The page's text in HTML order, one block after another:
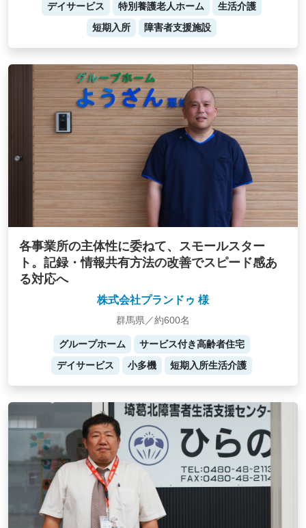
デイサービス 特別養護老人ホーム
生活介護
短期入所
障害者支援施設
各事業所の主体性に委ねて、スモールスター
ト。記録・情報共有方法の改善でスピード感あ
る対応へ
株式会社プランドゥ 様
群馬県／約600名
グループホーム
サービス付き高齢者住宅
デイサービス
小多機 短期入所生活介護